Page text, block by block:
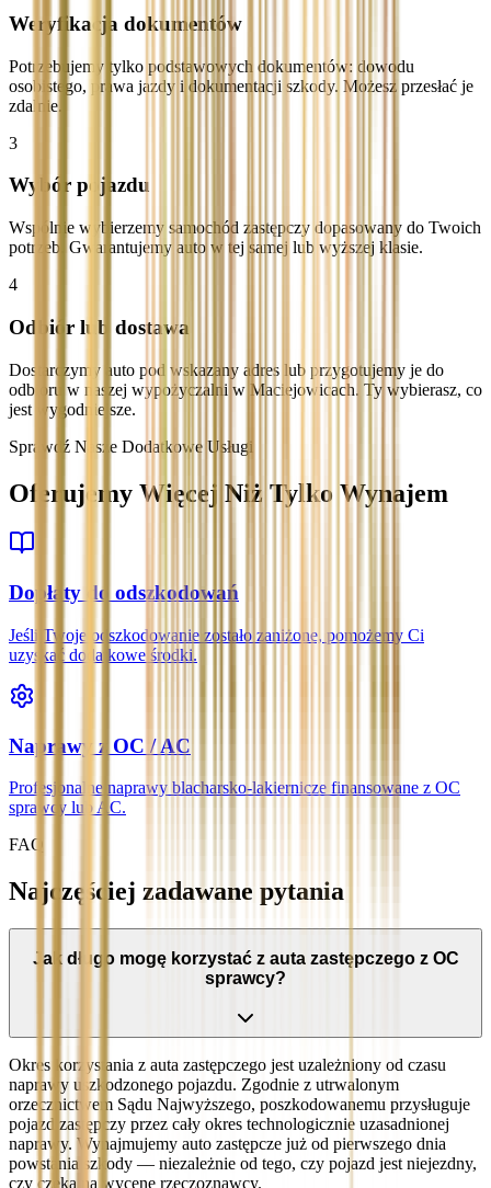
Weryfikacja dokumentów
Potrzebujemy tylko podstawowych dokumentów: dowodu
osobistego, prawa jazdy i dokumentacji szkody. Możesz przesłać je
zdalnie.
3
Wybór pojazdu
Wspólnie wybierzemy samochód zastępczy dopasowany do Twoich
potrzeb. Gwarantujemy auto w tej samej lub wyższej klasie.
4
Odbiór lub dostawa
Dostarczymy auto pod wskazany adres lub przygotujemy je do
odbioru w naszej wypożyczalni w Maciejowicach. Ty wybierasz, co
jest wygodniejsze.
Sprawdź Nasze Dodatkowe Usługi
Oferujemy Więcej Niż Tylko Wynajem
Dopłaty do odszkodowań
Jeśli Twoje odszkodowanie zostało zaniżone, pomożemy Ci
uzyskać dodatkowe środki.
Naprawy z OC / AC
Profesjonalne naprawy blacharsko-lakiernicze finansowane z OC
sprawcy lub AC.
FAQ
Najczęściej zadawane pytania
Jak długo mogę korzystać z auta zastępczego z OC
sprawcy?
Okres korzystania z auta zastępczego jest uzależniony od czasu
naprawy uszkodzonego pojazdu. Zgodnie z utrwalonym
orzecznictwem Sądu Najwyższego, poszkodowanemu przysługuje
pojazd zastępczy przez cały okres technologicznie uzasadnionej
naprawy. Wynajmujemy auto zastępcze już od pierwszego dnia
powstania szkody — niezależnie od tego, czy pojazd jest niejezdny,
czy czeka na wycenę rzeczoznawcy.